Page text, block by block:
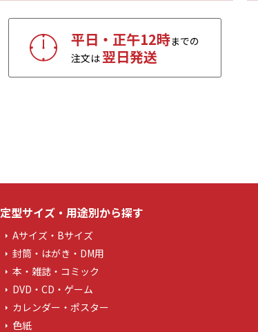
平日・正午12時までの
注文は翌日発送
定型サイズ・用途別から探す
Aサイズ・Bサイズ
封筒・はがき・DM用
本・雑誌・コミック
DVD・CD・ゲーム
カレンダー・ポスター
色紙